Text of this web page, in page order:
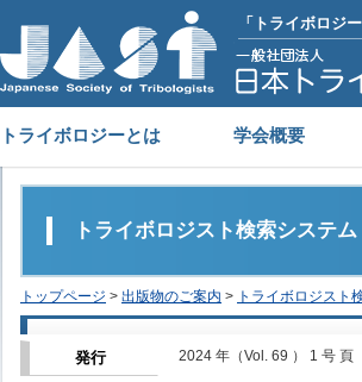
「トライボロジ
トライボロジーとは 学会概要
トライボロジスト検索システム
トップページ > 出版物のご案内 > トライボロジスト
発行 2024 年（Vol. 69 ） 1 号 頁